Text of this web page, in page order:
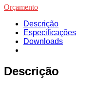
Orçamento
Descrição
Especificações
Downloads
Descrição